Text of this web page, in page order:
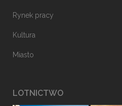
Rynek pracy
Kultura
Miasto
LOTNICTWO